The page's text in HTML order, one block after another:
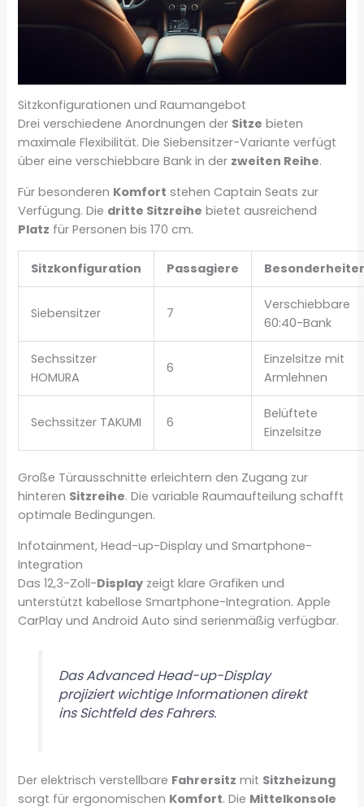
Sitzkonfigurationen und Raumangebot
Drei verschiedene Anordnungen der Sitze bieten
maximale Flexibilität. Die Siebensitzer-Variante verfügt
über eine verschiebbare Bank in der zweiten Reihe.
Für besonderen Komfort stehen Captain Seats zur
Verfügung. Die dritte Sitzreihe bietet ausreichend
Platz für Personen bis 170 cm.
Sitzkonfiguration Passagiere
Siebensitzer 7
Verschiebbare
60:40-Bank
Sechssitzer
HOMURA
6
Einzelsitze mit
Armlehnen
Sechssitzer TAKUMI 6
Belüftete
Einzelsitze
Große Türausschnitte erleichtern den Zugang zur
hinteren Sitzreihe. Die variable Raumaufteilung schafft
optimale Bedingungen.
Infotainment, Head-up-Display und Smartphone-
Integration
Das 12,3-Zoll-Display zeigt klare Grafiken und
unterstützt kabellose Smartphone-Integration. Apple
CarPlay und Android Auto sind serienmäßig verfügbar.
Das Advanced Head-up-Display
projiziert wichtige Informationen direkt
ins Sichtfeld des Fahrers.
Der elektrisch verstellbare Fahrersitz mit Sitzheizung
sorgt für ergonomischen Komfort. Die Mittelkonsole